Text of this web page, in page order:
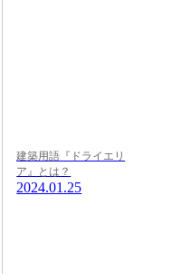
建築用語『ドライエリ
ア』とは？
2024.01.25